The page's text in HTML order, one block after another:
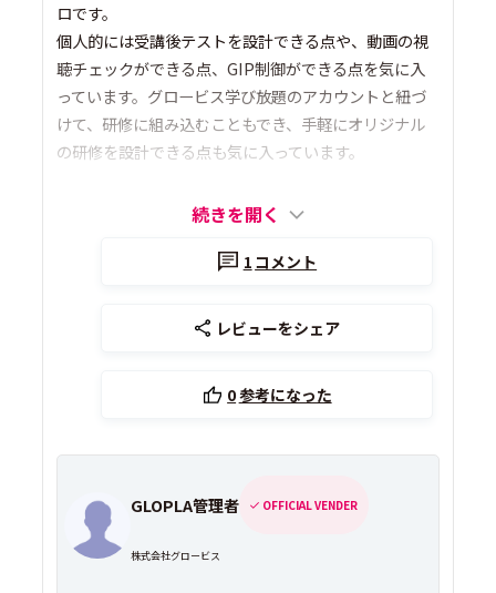
ロです。
個人的には受講後テストを設計できる点や、動画の視
聴チェックができる点、GIP制御ができる点を気に入
っています。グロービス学び放題のアカウントと紐づ
けて、研修に組み込むこともでき、手軽にオリジナル
の研修を設計できる点も気に入っています。
続きを開く
1 コメント
レビューをシェア
0参考になった
GLOPLA管理者 OFFICIAL VENDER
株式会社グロービス